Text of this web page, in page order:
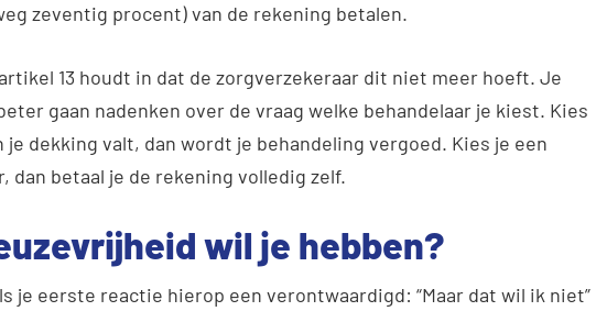
zeventig procent) van de rekening betalen.
13 houdt in dat de zorgverzekeraar dit niet meer hoeft. Je
gaan nadenken over de vraag welke behandelaar je kiest. Kies
je dekking valt, dan wordt je behandeling vergoed. Kies je een
dan betaal je de rekening volledig zelf.
wil je hebben?
je eerste reactie hierop een verontwaardigd: “Maar dat wil ik niet”